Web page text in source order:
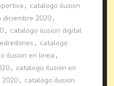
, catalogo ilusion
2020 ,
, catalogo ilusion digital
, catalogo
ilusion en linea ,
, catalogo ilusion en
2020 , catalogo ilusion